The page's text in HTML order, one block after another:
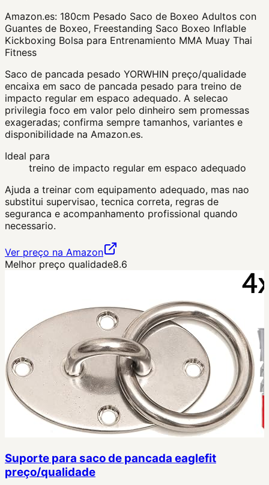
Amazon.es: 180cm Pesado Saco de Boxeo Adultos con
Guantes de Boxeo, Freestanding Saco Boxeo Inflable
Kickboxing Bolsa para Entrenamiento MMA Muay Thai
Fitness
Saco de pancada pesado YORWHIN preço/qualidade
encaixa em saco de pancada pesado para treino de
impacto regular em espaco adequado. A selecao
privilegia foco em valor pelo dinheiro sem promessas
exageradas; confirma sempre tamanhos, variantes e
disponibilidade na Amazon.es.
Ideal para
treino de impacto regular em espaco adequado
Ajuda a treinar com equipamento adequado, mas nao
substitui supervisao, tecnica correta, regras de
seguranca e acompanhamento profissional quando
necessario.
Ver preço na Amazon
Melhor preço qualidade8.6
Suporte para saco de pancada eaglefit
preço/qualidade